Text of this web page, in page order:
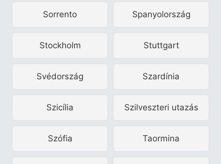
Sorrento Spanyolország
Stockholm Stuttgart
Svédország Szardínia
Szicília Szilveszteri utazás
Szófia Taormina